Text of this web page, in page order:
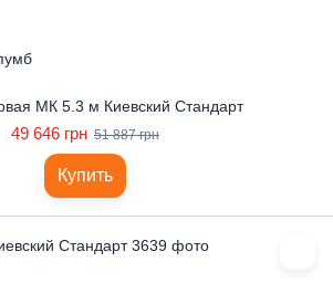
МК 5.3 м Киевский Стандарт
49 646 грн 51 887 грн
Купить